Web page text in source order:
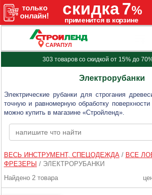
САРАПУЛ
303 товаров со скидкой от 15% до
Электрорубанки
Электрические рубанки для строгания
точную и равномерную обработку поверхности
можно купить в магазине «Стройленд».
ВЕСЬ ИНСТРУМЕНТ, СПЕЦОДЕЖДА/ ВСЕ
ФРЕЗЕРЫ / ЭЛЕКТРОРУБАНКИ
Найдено 2 товара